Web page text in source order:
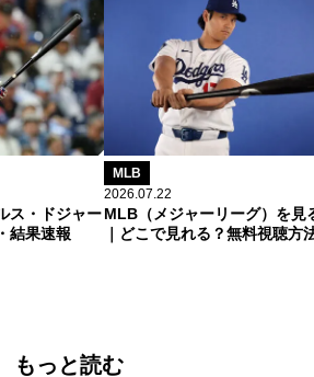
ス・ドジャー
結果速報
MLB
2026.07.22
MLB（メジャーリーグ）を見
｜どこで見れる？無料視聴方
もっと読む